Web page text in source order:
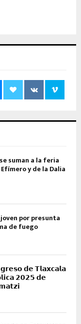
suman a la feria
y de la Dalia
por presunta
de fuego
𝗱𝗲 𝗧𝗹𝗮𝘅𝗰𝗮𝗹𝗮
𝟮𝟬𝟮𝟱 𝗱𝗲